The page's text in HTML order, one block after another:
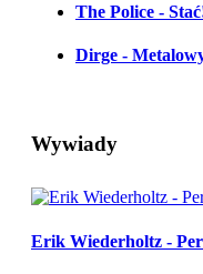
The Police -
Dirge -
Wywiady
Erik Wiederholtz -